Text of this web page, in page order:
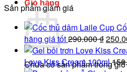
Giỏ hàng
Chưa có sản phẩm trong
thiểu
đa
Sản phẩm giảm giá
hãng giá tốt290.000₫Giá
gốc
là:
Love Kiss Cream 100ml